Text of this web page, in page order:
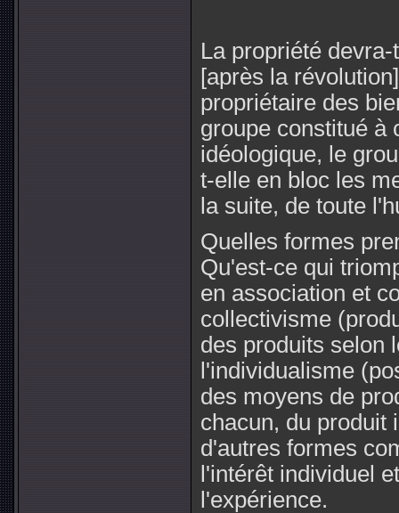
La propriété
[après la
propriétaire des
groupe constitué à
idéologique, le
t-elle en bloc les
la suite, de toute
Quelles formes
Qu'est-ce qui
en association et
collectivisme
des produits selon
l'individualisme
des moyens de
chacun, du produit
d'autres formes
l'intérêt individuel
l'expérience.